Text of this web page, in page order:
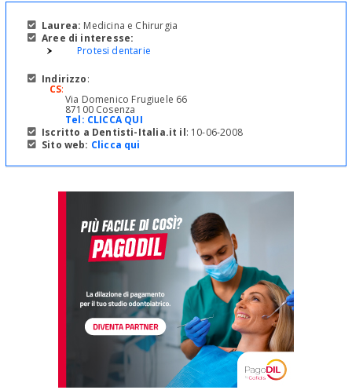
Laurea: Medicina e Chirurgia
Aree di interesse:
Protesi dentarie
Indirizzo:
CS:
Via Domenico Frugiuele 66
87100 Cosenza
Tel: CLICCA QUI
Iscritto a Dentisti-Italia.it il: 10-06-2008
Sito web: Clicca qui